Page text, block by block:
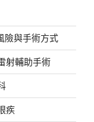
險與手術方式
射輔助手術
疾